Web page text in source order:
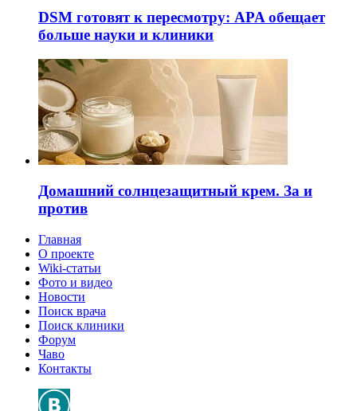
DSM готовят к пересмотру: APA обещает
больше науки и клиники
Домашний солнцезащитный крем. За и
против
Главная
О проекте
Wiki-статьи
Фото и видео
Новости
Поиск врача
Поиск клиники
Форум
Чаво
Контакты